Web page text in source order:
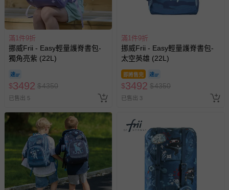
滿1件9折
挪威Frii - Easy輕量護脊書包-
獨角亮紫 (22L)
$3492 $4350
已售出 5
滿1件9折
挪威Frii - Easy輕量護脊書包-
太空英雄 (22L)
即將售完
$3492 $4350
已售出 3